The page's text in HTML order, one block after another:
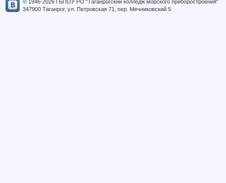
© 1946-2026 ГБПОУ РО "Таганрогский колледж морского приборостроения"
347900 Таганрог, ул. Петровская 71, пер. Мечниковский 5